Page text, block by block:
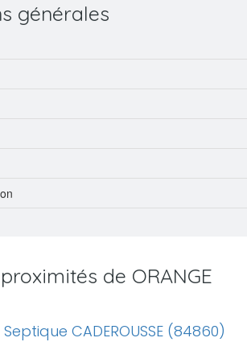
générales
de ORANGE
CADEROUSSE (84860)